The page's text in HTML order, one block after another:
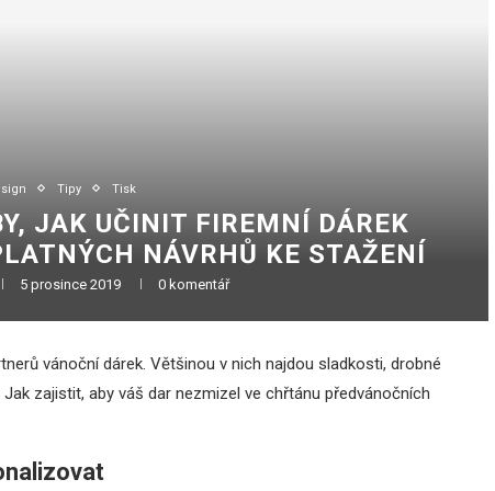
Tipy Tisk
JAK UČINIT FIREMNÍ DÁREK
NÁVRHŮ KE STAŽENÍ
5 prosince 2019 0 komentář
vánoční dárek. Většinou v nich najdou sladkosti, drobné
zajistit, aby váš dar nezmizel ve chřtánu předvánočních